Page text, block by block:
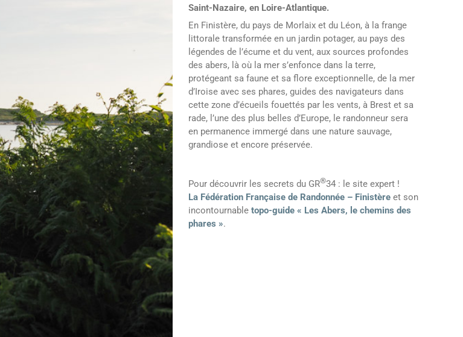
Saint-Nazaire, en Loire-Atlantique.
En Finistère, du pays de Morlaix et du Léon, à la frange
littorale transformée en un jardin potager, au pays des
légendes de l’écume et du vent, aux sources profondes
des abers, là où la mer s’enfonce dans la terre,
protégeant sa faune et sa flore exceptionnelle, de la mer
d’Iroise avec ses phares, guides des navigateurs dans
cette zone d’écueils fouettés par les vents, à Brest et sa
rade, l’une des plus belles d’Europe, le randonneur sera
en permanence immergé dans une nature sauvage,
grandiose et encore préservée.
Pour découvrir les secrets du GR®34 : le site expert !
La Fédération Française de Randonnée – Finistère et son
incontournabletopo-guide « Les Abers, le chemins des
phares ».